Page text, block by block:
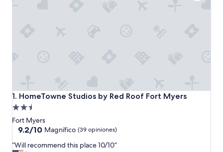
1. HomeTowne Studios by Red Roof Fort Myers
HomeTowne Studios by Red Roof Fort Myers
Propiedad
de
2.5
Fort Myers
9.2
10,
9.2/10 Magnífico (39 opiniones)
““Will recommend this place 10/10”